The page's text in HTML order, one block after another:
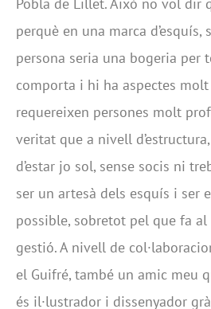
perquè en una marca d’esquís,
persona seria una bogeria per
comporta i hi ha aspectes
requereixen persones molt
veritat que a nivell
d’estar jo sol, sense socis ni
ser un artesà dels esquís i ser
possible, sobretot pel que fa al
gestió. A nivell de
el Guifré, també un amic meu
és il·lustrador i dissenyador